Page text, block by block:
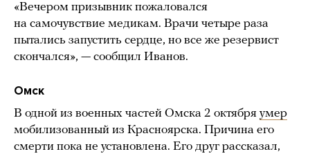
«Вечером призывник пожаловался
на самочувствие медикам. Врачи четыре раза
пытались запустить сердце, но все же резервист
скончался», — сообщил Иванов.
Омск
В одной из военных частей Омска 2 октября умер
мобилизованный из Красноярска. Причина его
смерти пока не установлена. Его друг рассказал,